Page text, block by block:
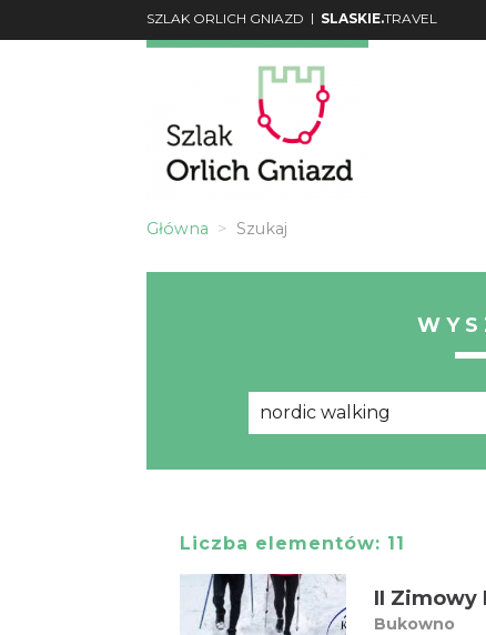
SZLAK ORLICH GNIAZD | SLASKIE.TRAVEL
Główna Szukaj
Liczba elementów: 11
II Zimowy
Bukowno